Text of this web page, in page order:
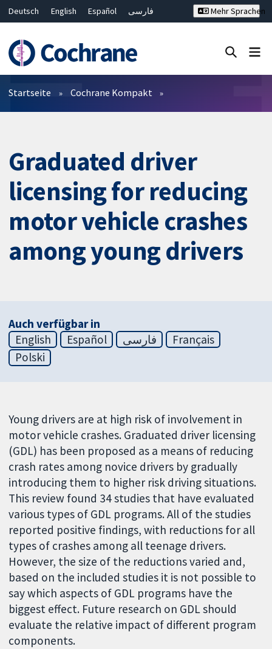
Deutsch English Español
فارسی
Bahasa Malaysia
ไทย
繁體中文
简体中文
Mehr Sprachen
Filter
Startseite Cochrane Kompakt
Graduated driver
licensing for reducing
motor vehicle crashes
among young drivers
Auch verfügbar in
English
Español فارسی
Français
Polski
Young drivers are at high risk of involvement in
motor vehicle crashes. Graduated driver licensing
(GDL) has been proposed as a means of reducing
crash rates among novice drivers by gradually
introducing them to higher risk driving situations.
This review found 34 studies that have evaluated
various types of GDL programs. All of the studies
reported positive findings, with reductions for all
types of crashes among all teenage drivers.
However, the size of the reductions varied and,
based on the included studies it is not possible to
say which aspects of GDL programs have the
biggest effect. Future research on GDL should
evaluate the relative impact of different program
components.